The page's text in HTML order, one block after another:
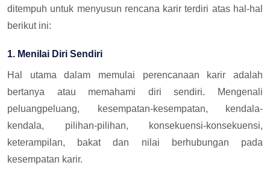
ditempuh untuk menyusun rencana karir terdiri atas hal-hal
berikut ini:
1. Menilai Diri Sendiri
Hal utama dalam memulai perencanaan karir adalah
bertanya atau memahami diri sendiri. Mengenali
peluangpeluang, kesempatan-kesempatan, kendala-
kendala, pilihan-pilihan, konsekuensi-konsekuensi,
keterampilan, bakat dan nilai berhubungan pada
kesempatan karir.